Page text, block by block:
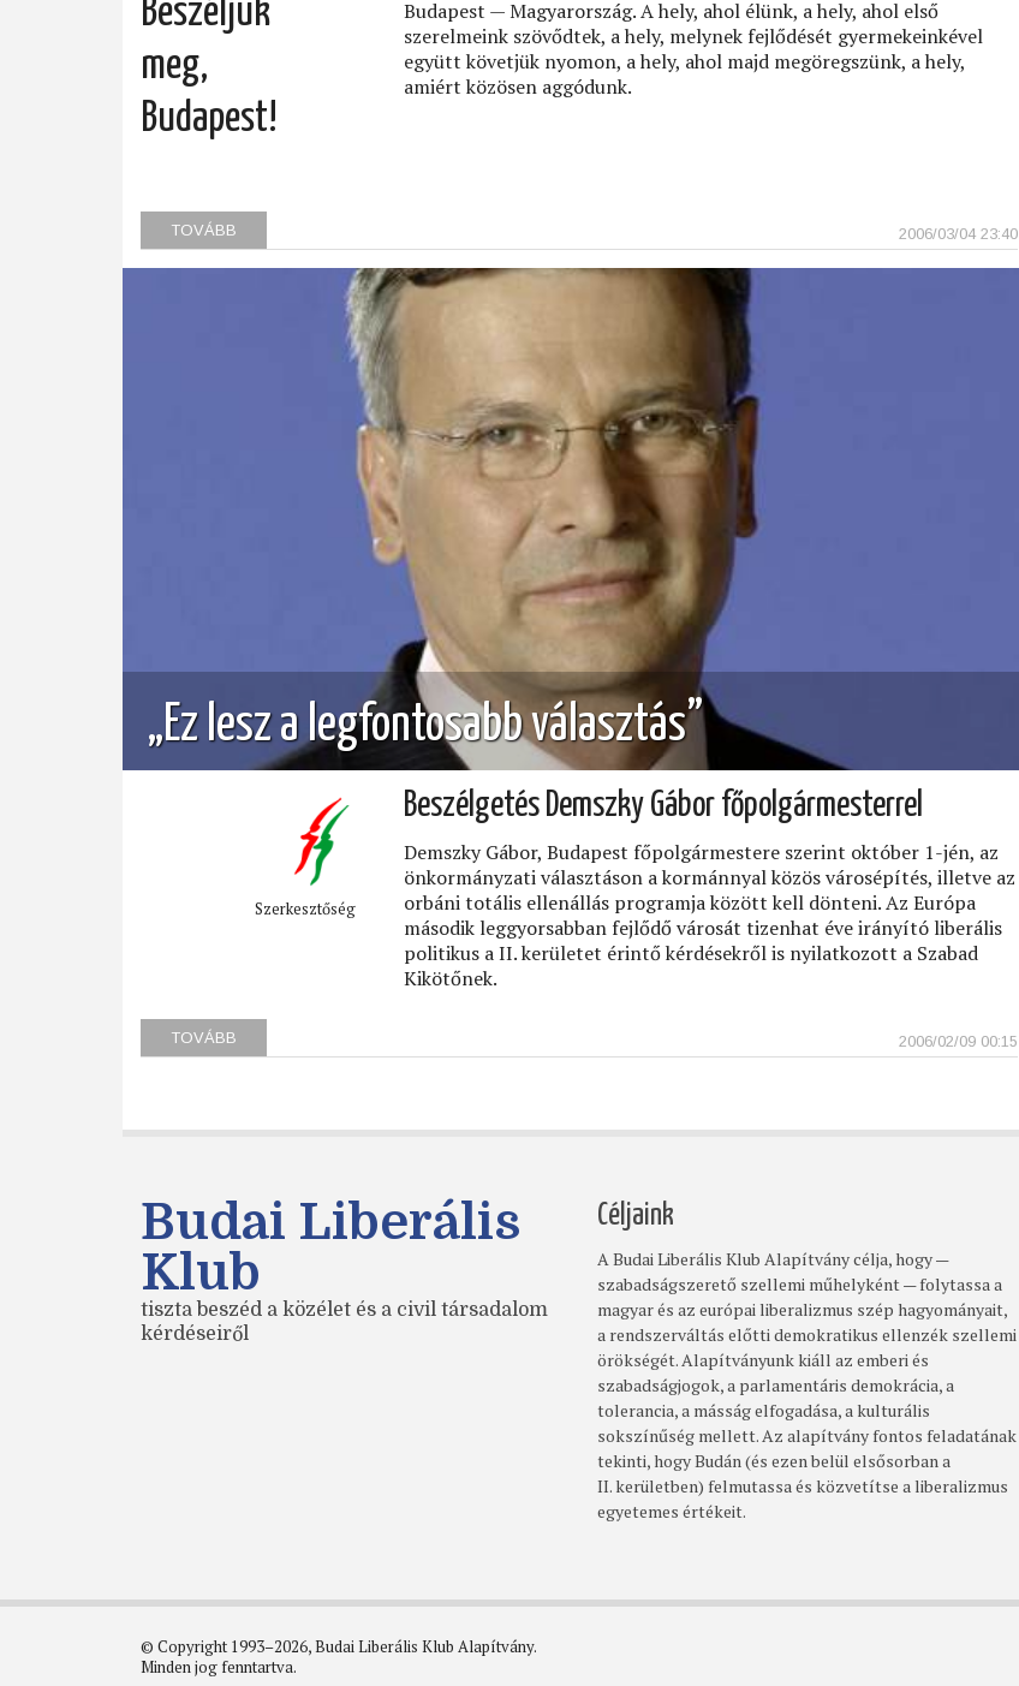
Beszéljük
meg,
Budapest!
Budapest — Magyarország. A hely, ahol élünk, a hely, ahol első
szerelmeink szövődtek, a hely, melynek fejlődését gyermekeinkével
együtt követjük nyomon, a hely, ahol majd megöregszünk, a hely,
amiért közösen aggódunk.
2006/03/04 23:40
TOVÁBB
MEG,
BUDAPEST!)
„Ez lesz a legfontosabb választás”
Szerkesztőség
Beszélgetés Demszky Gábor főpolgármesterrel
Demszky Gábor, Budapest főpolgármestere szerint október 1-jén, az
önkormányzati választáson a kormánnyal közös városépítés, illetve az
orbáni totális ellenállás programja között kell dönteni. Az Európa
második leggyorsabban fejlődő városát tizenhat éve irányító liberális
politikus a II. kerületet érintő kérdésekről is nyilatkozott a Szabad
Kikötőnek.
2006/02/09 00:15
TOVÁBB
LESZ
Budai Liberális
Klub
tiszta beszéd a közélet és a civil társadalom
kérdéseiről
Céljaink
A Budai Liberális Klub Alapítvány célja, hogy —
szabadságszerető szellemi műhelyként — folytassa a
magyar és az európai liberalizmus szép hagyományait,
a rendszerváltás előtti demokratikus ellenzék szellemi
örökségét. Alapítványunk kiáll az emberi és
szabadságjogok, a parlamentáris demokrácia, a
tolerancia, a másság elfogadása, a kulturális
sokszínűség mellett. Az alapítvány fontos feladatának
tekinti, hogy Budán (és ezen belül elsősorban a
II. kerületben) felmutassa és közvetítse a liberalizmus
egyetemes értékeit.
© Copyright 1993–2026, Budai Liberális Klub Alapítvány.
Minden jog fenntartva.